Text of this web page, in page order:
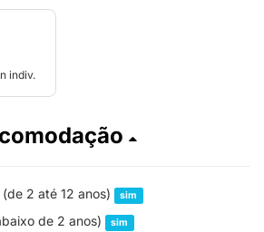
indiv.
2 até 12 anos) sim
de 2 anos) sim